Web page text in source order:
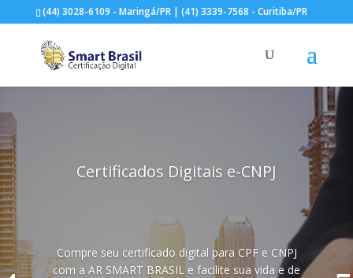
(44) 3028-6109 - Maringá/PR | (41) 3339-7568 - Curitiba/PR
Certificados Digitais e-CNPJ
Compre seu certificado digital para CPF e CNPJ
com a AR SMART BRASIL e facilite sua vida e de